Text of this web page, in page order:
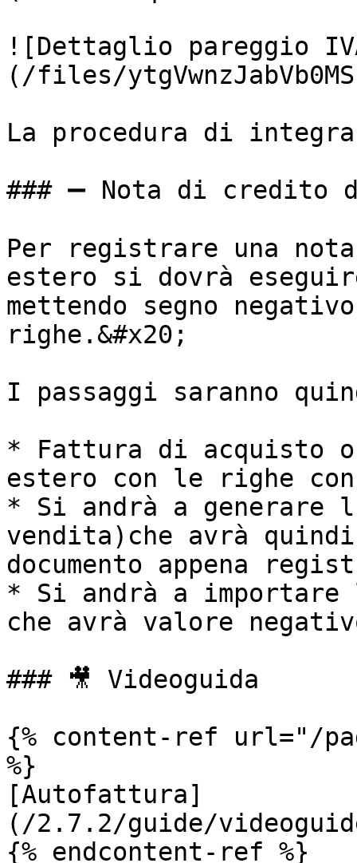
![Dettaglio pareggio
(/files/
La procedura di
### ➖ Nota di credito
Per registrare una
estero si dovrà
mettendo segno
righe.&#x20;
I passaggi saranno
* Fattura di acquisto
estero con le righe
* Si andrà a
vendita)che avrà
documento appena
* Si andrà a
che avrà valore
### 🎥 Videoguida
{% content-ref url="/
%}
[Autofattura]
(/2.7.2/guide/
{% endcontent-ref %}